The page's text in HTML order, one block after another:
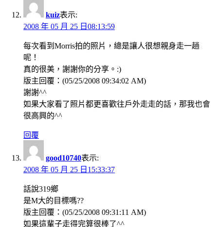
kuiz表示:
2008 年 05 月 25 日08:13:59
每次看到Morris拍的照片，總是讓人很想親身走一趟
呢！
真的很美，謝謝你的分享。:)
版主回覆：(05/25/2008 09:34:02 AM)
謝謝^^
如果大家看了照片都更喜歡往戶外走走的話，那我也會
很高興的^^
回覆
good10740表示:
2008 年 05 月 25 日15:33:37
話說319鄉
是M大的目標嗎??
版主回覆：(05/25/2008 09:31:11 AM)
如果這輩子走得完算很棒了^^